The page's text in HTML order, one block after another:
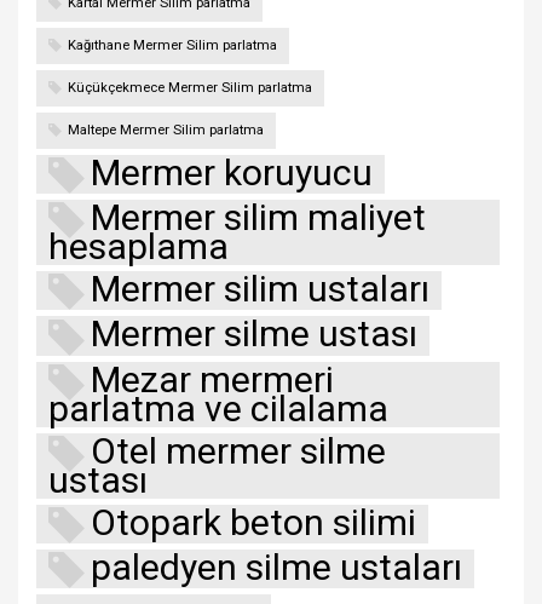
Kartal Mermer Silim parlatma
Kağıthane Mermer Silim parlatma
Küçükçekmece Mermer Silim parlatma
Maltepe Mermer Silim parlatma
Mermer koruyucu
Mermer silim maliyet
hesaplama
Mermer silim ustaları
Mermer silme ustası
Mezar mermeri
parlatma ve cilalama
Otel mermer silme
ustası
Otopark beton silimi
paledyen silme ustaları